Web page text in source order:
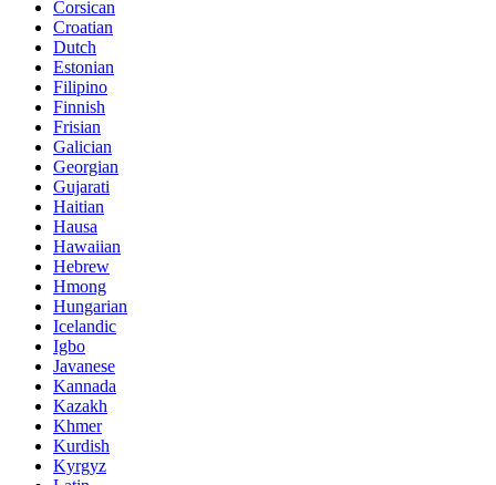
Corsican
Croatian
Dutch
Estonian
Filipino
Finnish
Frisian
Galician
Georgian
Gujarati
Haitian
Hausa
Hawaiian
Hebrew
Hmong
Hungarian
Icelandic
Igbo
Javanese
Kannada
Kazakh
Khmer
Kurdish
Kyrgyz